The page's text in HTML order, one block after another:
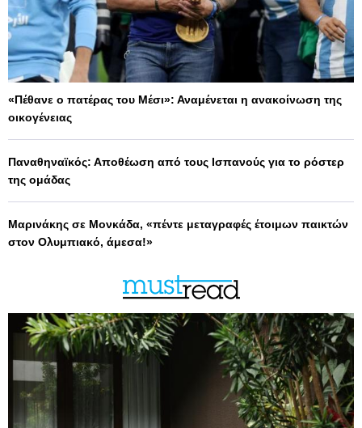
«Πέθανε ο πατέρας του Μέσι»: Αναμένεται η ανακοίνωση της
οικογένειας
Παναθηναϊκός: Αποθέωση από τους Ισπανούς για το ρόστερ
της ομάδας
Μαρινάκης σε Μονκάδα, «πέντε μεταγραφές έτοιμων παικτών
στον Ολυμπιακό, άμεσα!»